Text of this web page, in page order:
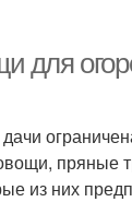
для
пряные
из них